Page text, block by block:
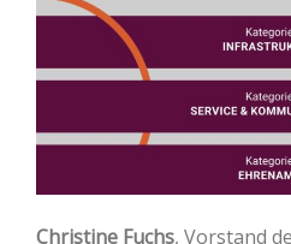
Christine Fuchs, Vorstand